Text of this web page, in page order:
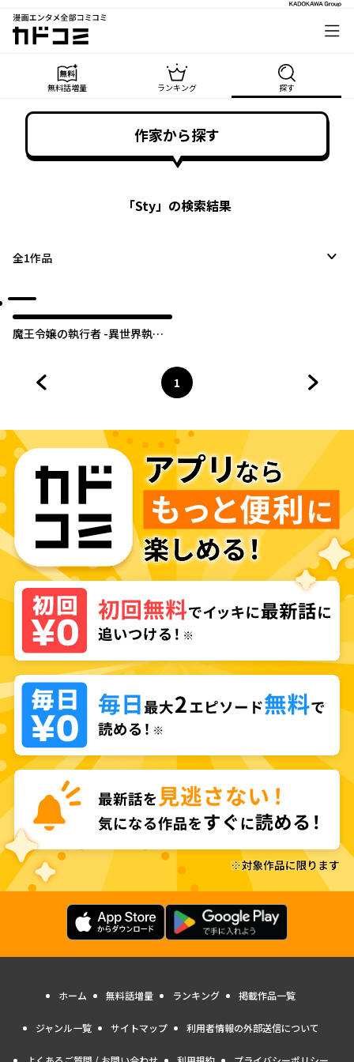
漫画エンタメ全部コミコミ
カドコミ
無料話増量 ランキング 探す
作家から探す
「Sty」の検索結果
全1作品
魔王令嬢の執行者 -異世界執事
ページ
1
へ
ホーム 無料話増量 ランキング 掲載作品一覧
ジャンル一覧 サイトマップ 利用者情報の外部送信について